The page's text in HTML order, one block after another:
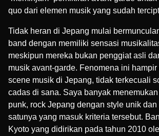
quo dari elemen musik yang sudah
Tidak heran di Jepang mulai
band dengan memiliki sensasi
meskipun mereka bukan penggiat asli
musik avant-garde. Fenomena ini
scene musik di Jepang, tidak terkecuali
cadas di sana. Saya banyak
punk, rock Jepang dengan style unik dan
satunya yang masuk kriteria tersebut.
Kyoto yang didirikan pada tahun 2010